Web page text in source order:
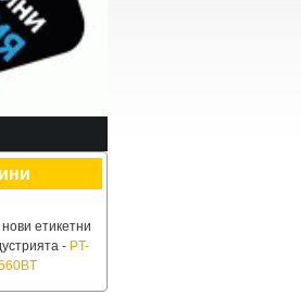
етикетни
- PT-